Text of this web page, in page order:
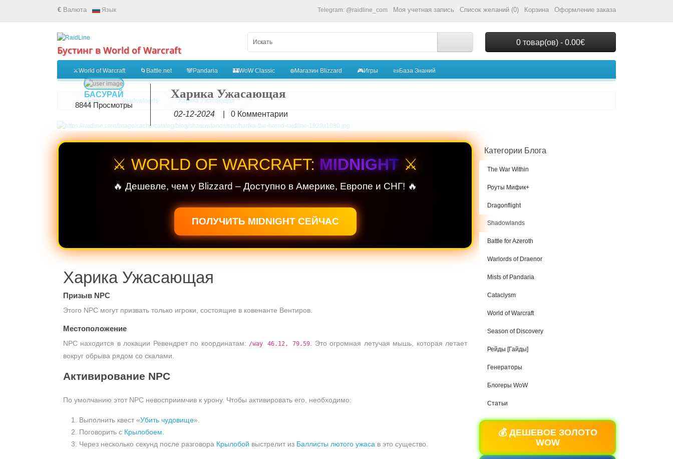
€ Валюта Язык Telegram: @raidline_com Моя учетная запись Список желаний (0) Корзина Оформление заказа
Бустинг в World of Warcraft
0 товар(ов) - 0.00€
⚔️World of Warcraft 🌀Battle.net 🐼Pandaria 🏰WoW Classic ❄️Магазин Blizzard 🎮Игры 📜База Знаний
Блог Shadowlands Харика Ужасающая
БАСУРАЙ
8844 Просмотры
Харика Ужасающая
02-12-2024 0 Комментарии
⚔️ WORLD OF WARCRAFT: MIDNIGHT ⚔️
🔥 Дешевле, чем у Blizzard – Доступно в Америке, Европе и СНГ! 🔥
ПОЛУЧИТЬ MIDNIGHT СЕЙЧАС
Харика Ужасающая
Призыв NPC
Этого NPC могут призвать только игроки, состоящие в ковенанте Вентиров.
Местоположение
NPC находится в локации Ревендрет по координатам: /way 46.12, 79.59 . Это огромная летучая мышь, которая летает
вокруг обрыва рядом со скалами.
Активирование NPC
По умолчанию этот NPC невосприимчив к урону. Чтобы активировать его, необходимо:
Выполнить квест «Убить чудовище»
Поговорить с Крылобоем
Через несколько секунд после разговора Крылобой выстрелит из Баллисты лютого ужаса в это существо.
Категории Блога
The War Within
Роуты Мифик+
Dragonflight
Shadowlands
Battle for Azeroth
Warlords of Draenor
Mists of Pandaria
Cataclysm
World of Warcraft
Season of Discovery
Рейды [Гайды]
Генераторы
Блогеры WoW
Статьи
💰 ДЕШЕВОЕ ЗОЛОТО
WOW